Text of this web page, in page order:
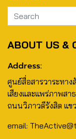
ABOUT US &
Address:
ศูนย์สื่อสารวาระทาง
เสียงและแพร่ภาพสา
ถนนวิภาวดีรังสิต แขว
email: